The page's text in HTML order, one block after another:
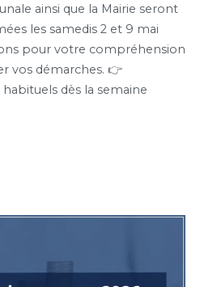
ainsi que la Mairie seront
les samedis 2 et 9 mai
pour votre compréhension
vos démarches. 👉
dès la semaine